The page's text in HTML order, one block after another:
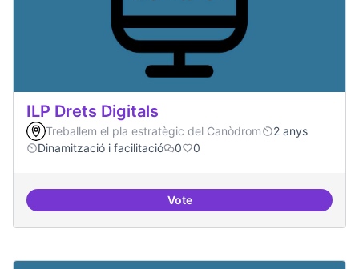
ILP Drets Digitals
Treballem el pla estratègic del Canòdrom
2 anys
Dinamització i facilitació
0 0
VoteILP Drets Digitals